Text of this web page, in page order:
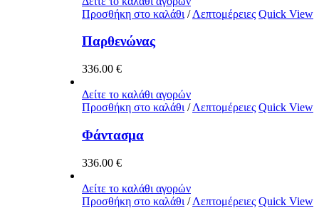
Προσθήκη στο καλάθι / Λεπτομέρειες Quick View
Παρθενώνας
336.00 €
Δείτε το καλάθι αγορών
Προσθήκη στο καλάθι / Λεπτομέρειες Quick View
Φάντασμα
336.00 €
Δείτε το καλάθι αγορών
Προσθήκη στο καλάθι / Λεπτομέρειες Quick View